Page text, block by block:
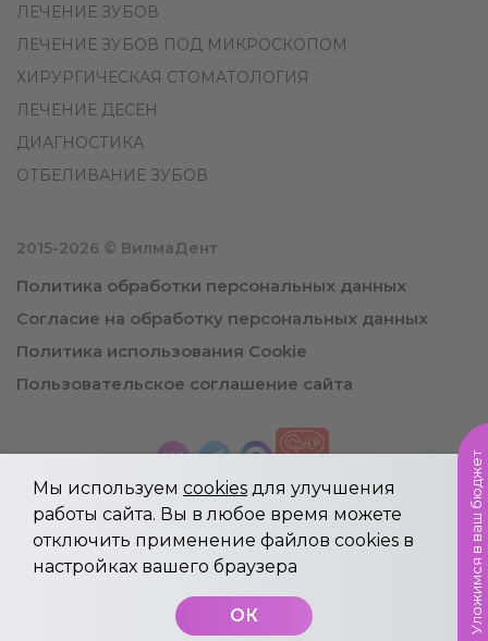
ЛЕЧЕНИЕ ЗУБОВ
ЛЕЧЕНИЕ ЗУБОВ ПОД МИКРОСКОПОМ
ХИРУРГИЧЕСКАЯ СТОМАТОЛОГИЯ
ЛЕЧЕНИЕ ДЕСЕН
ДИАГНОСТИКА
ОТБЕЛИВАНИЕ ЗУБОВ
2015-2026 © ВилмаДент
Политика обработки персональных данных
Согласие на обработку персональных данных
Политика использования Cookie
Пользовательское соглашение сайта
Уложимся в ваш бюджет
Информация, указанная на сайте не является
публичной офертой.
Имеются противопоказания, необходима
консультация специалиста.
Мы используем cookies для улучшения
работы сайта. Вы в любое время можете
отключить применение файлов cookies в
настройках вашего браузера
ОК